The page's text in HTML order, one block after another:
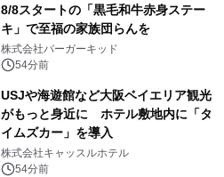
8/8スタートの「黒毛和牛赤身ステー
キ」で至福の家族団らんを
株式会社バーガーキッド
54分前
USJや海遊館など大阪ベイエリア観光
がもっと身近に ホテル敷地内に「タ
イムズカー」を導入
株式会社キャッスルホテル
54分前